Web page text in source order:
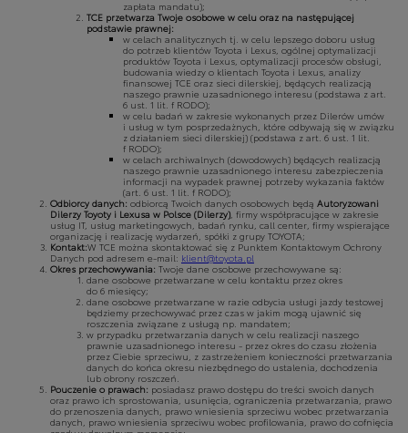
zapłata mandatu);
TCE przetwarza Twoje osobowe w celu oraz na następującej
podstawie prawnej:
w celach analitycznych tj. w celu lepszego doboru usług
do potrzeb klientów Toyota i Lexus, ogólnej optymalizacji
produktów Toyota i Lexus, optymalizacji procesów obsługi,
budowania wiedzy o klientach Toyota i Lexus, analizy
finansowej TCE oraz sieci dilerskiej, będących realizacją
naszego prawnie uzasadnionego interesu (podstawa z art.
6 ust. 1 lit. f RODO);
w celu badań w zakresie wykonanych przez Dilerów umów
i usług w tym posprzedażnych, które odbywają się w związku
z działaniem sieci dilerskiej) (podstawa z art. 6 ust. 1 lit.
f RODO);
w celach archiwalnych (dowodowych) będących realizacją
naszego prawnie uzasadnionego interesu zabezpieczenia
informacji na wypadek prawnej potrzeby wykazania faktów
(art. 6 ust. 1 lit. f RODO);
Odbiorcy danych: odbiorcą Twoich danych osobowych będą Autoryzowani
Dilerzy Toyoty i Lexusa w Polsce (Dilerzy) , firmy współpracujące w zakresie
usług IT, usług marketingowych, badań rynku, call center, firmy wspierające
organizację i realizację wydarzeń, spółki z grupy TOYOTA;
Kontakt:W TCE można skontaktować się z Punktem Kontaktowym Ochrony
Danych pod adresem e-mail: klient@toyota.pl
Okres przechowywania: Twoje dane osobowe przechowywane są:
dane osobowe przetwarzane w celu kontaktu przez okres
do 6 miesięcy;
dane osobowe przetwarzane w razie odbycia usługi jazdy testowej
będziemy przechowywać przez czas w jakim mogą ujawnić się
roszczenia związane z usługą np. mandatem;
w przypadku przetwarzania danych w celu realizacji naszego
prawnie uzasadnionego interesu - przez okres do czasu złożenia
przez Ciebie sprzeciwu, z zastrzeżeniem konieczności przetwarzania
danych do końca okresu niezbędnego do ustalenia, dochodzenia
lub obrony roszczeń.
Pouczenie o prawach: posiadasz prawo dostępu do treści swoich danych
oraz prawo ich sprostowania, usunięcia, ograniczenia przetwarzania, prawo
do przenoszenia danych, prawo wniesienia sprzeciwu wobec przetwarzania
danych, prawo wniesienia sprzeciwu wobec profilowania, prawo do cofnięcia